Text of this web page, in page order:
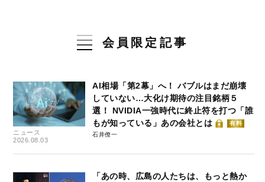
会員限定記事
ニュース
2026.08.03
AI相場「第2幕」へ！ バブルはまだ崩壊
していない…大化け期待の注目銘柄５
選！ NVIDIA一強時代に終止符を打つ「誰
もが知っている」あの会社とは
有料
石井僚一
「あの時、広島の人たちは、もっと熱か